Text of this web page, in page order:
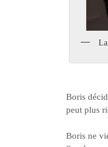
Boris
peut plus
Boris ne